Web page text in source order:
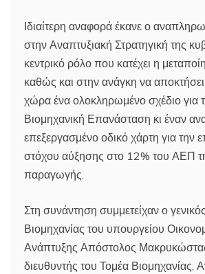
Ιδιαίτερη αναφορά έκανε ο
στην Αναπτυξιακή Στρατηγική της
κεντρικό ρόλο που κατέχει η
καθώς και στην ανάγκη να
χώρα ένα ολοκληρωμένο σχέδιο για
Βιομηχανική Επανάσταση κι έναν
επεξεργασμένο οδικό χάρτη για την
στόχου αύξησης στο 12% του ΑΕΠ
παραγωγής.
Στη συνάντηση συμμετείχαν ο
Βιομηχανίας του υπουργείου
Ανάπτυξης Απόστολος
διευθυντής του Τομέα Βιομηχανίας,